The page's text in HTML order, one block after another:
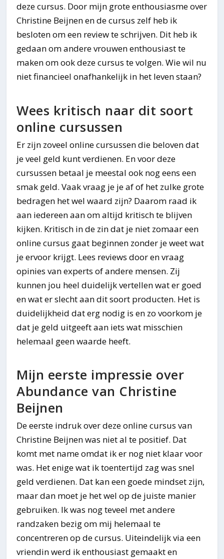
deze cursus. Door mijn grote enthousiasme over
Christine Beijnen en de cursus zelf heb ik
besloten om een review te schrijven. Dit heb ik
gedaan om andere vrouwen enthousiast te
maken om ook deze cursus te volgen. Wie wil nu
niet financieel onafhankelijk in het leven staan?
Wees kritisch naar dit soort
online cursussen
Er zijn zoveel online cursussen die beloven dat
je veel geld kunt verdienen. En voor deze
cursussen betaal je meestal ook nog eens een
smak geld. Vaak vraag je je af of het zulke grote
bedragen het wel waard zijn? Daarom raad ik
aan iedereen aan om altijd kritisch te blijven
kijken. Kritisch in de zin dat je niet zomaar een
online cursus gaat beginnen zonder je weet wat
je ervoor krijgt. Lees reviews door en vraag
opinies van experts of andere mensen. Zij
kunnen jou heel duidelijk vertellen wat er goed
en wat er slecht aan dit soort producten. Het is
duidelijkheid dat erg nodig is en zo voorkom je
dat je geld uitgeeft aan iets wat misschien
helemaal geen waarde heeft.
Mijn eerste impressie over
Abundance van Christine
Beijnen
De eerste indruk over deze online cursus van
Christine Beijnen was niet al te positief. Dat
komt met name omdat ik er nog niet klaar voor
was. Het enige wat ik toentertijd zag was snel
geld verdienen. Dat kan een goede mindset zijn,
maar dan moet je het wel op de juiste manier
gebruiken. Ik was nog teveel met andere
randzaken bezig om mij helemaal te
concentreren op de cursus. Uiteindelijk via een
vriendin werd ik enthousiast gemaakt en